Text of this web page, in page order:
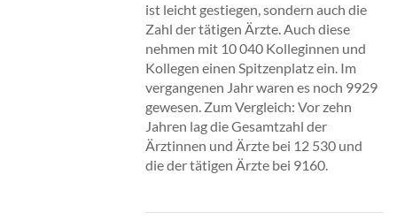
ist leicht gestiegen, sondern auch die
Zahl der tätigen Ärzte. Auch diese
nehmen mit 10 040 Kolleginnen und
Kollegen einen Spitzenplatz ein. Im
vergangenen Jahr waren es noch 9929
gewesen. Zum Vergleich: Vor zehn
Jahren lag die Gesamtzahl der
Ärztinnen und Ärzte bei 12 530 und
die der tätigen Ärzte bei 9160.